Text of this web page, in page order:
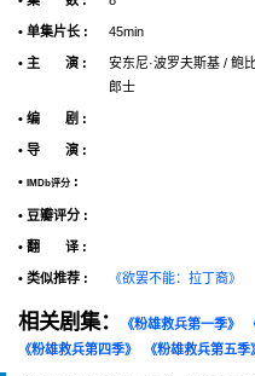
• 单集片长 : 45min
• 主 演 :
安东尼·波罗夫斯基 / 鲍
郎士
• 编 剧 :
• 导 演 :
• IMDb评分 :
• 豆瓣评分 :
• 翻 译 :
• 类似推荐 : 《欲罢不能：拉丁裔》
相关剧集： 《粉雄救兵第一季》
《粉雄救兵第四季》
《粉雄救兵第五季